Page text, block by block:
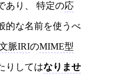
あり、 特定の応
的な名前を使うべ
脈IRIのMIME型
りしてはなりませ